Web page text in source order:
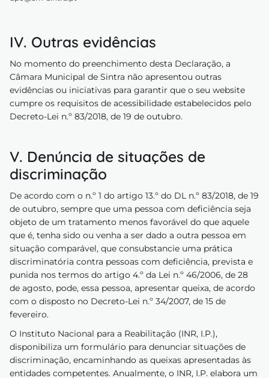
IV. Outras evidências
No momento do preenchimento desta Declaração, a
Câmara Municipal de Sintra não apresentou outras
evidências ou iniciativas para garantir que o seu website
cumpre os requisitos de acessibilidade estabelecidos pelo
Decreto-Lei n.º 83/2018, de 19 de outubro.
V. Denúncia de situações de
discriminação
De acordo com o n.º 1 do artigo 13.º do DL n.º 83/2018, de 19
de outubro, sempre que uma pessoa com deficiência seja
objeto de um tratamento menos favorável do que aquele
que é, tenha sido ou venha a ser dado a outra pessoa em
situação comparável, que consubstancie uma prática
discriminatória contra pessoas com deficiência, prevista e
punida nos termos do artigo 4.º da Lei n.º 46/2006, de 28
de agosto, pode, essa pessoa, apresentar queixa, de acordo
com o disposto no Decreto-Lei n.º 34/2007, de 15 de
fevereiro.
O Instituto Nacional para a Reabilitação (INR, I.P.),
disponibiliza um formulário para denunciar situações de
discriminação, encaminhando as queixas apresentadas às
entidades competentes. Anualmente, o INR, I.P. elabora um